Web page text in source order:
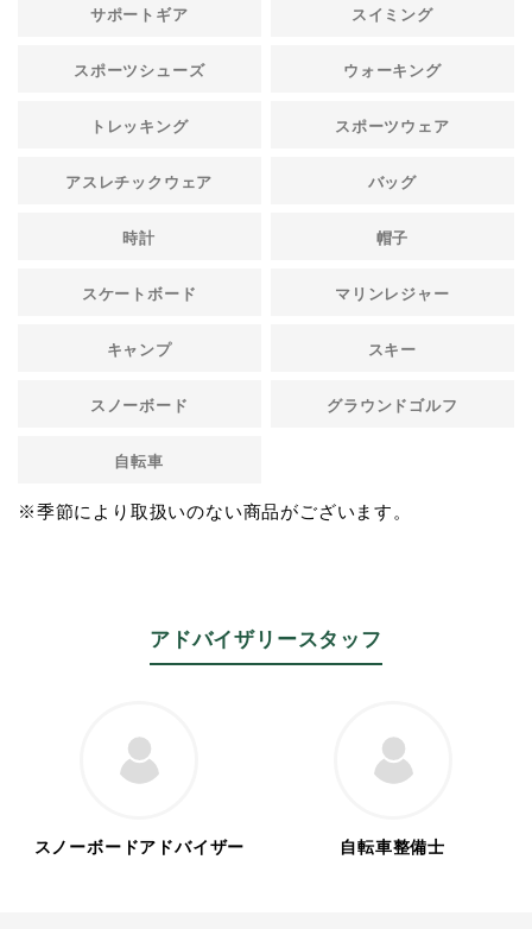
サポートギア スイミング
スポーツシューズ ウォーキング
トレッキング スポーツウェア
アスレチックウェア バッグ
時計 帽子
スケートボード マリンレジャー
キャンプ スキー
スノーボード グラウンドゴルフ
自転車
※季節により取扱いのない商品がございます。
アドバイザリースタッフ
スノーボードアドバイザー 自転車整備士